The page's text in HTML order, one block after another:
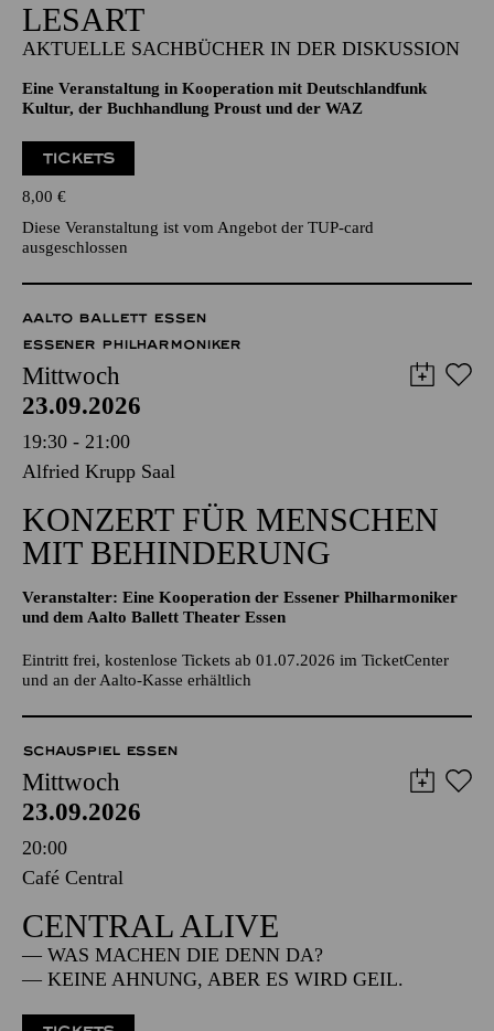
LESART
AKTUELLE SACHBÜCHER IN DER DISKUSSION
Eine Veranstaltung in Kooperation mit Deutschlandfunk
Kultur, der Buchhandlung Proust und der WAZ
TICKETS
8,00 €
Diese Veranstaltung ist vom Angebot der TUP-card
ausgeschlossen
AALTO BALLETT ESSEN
ESSENER PHILHARMONIKER
Mittwoch
23.09.2026
19:30 - 21:00
Alfried Krupp Saal
KONZERT FÜR MENSCHEN
MIT BEHINDERUNG
Veranstalter: Eine Kooperation der Essener Philharmoniker
und dem Aalto Ballett Theater Essen
Eintritt frei, kostenlose Tickets ab 01.07.2026 im TicketCenter
und an der Aalto-Kasse erhältlich
SCHAUSPIEL ESSEN
Mittwoch
23.09.2026
20:00
Café Central
CENTRAL ALIVE
— WAS MACHEN DIE DENN DA?
— KEINE AHNUNG, ABER ES WIRD GEIL.